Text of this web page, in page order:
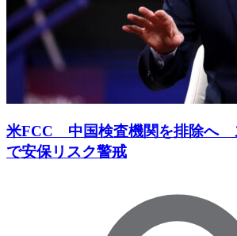
米FCC 中国検査機関を排除へ
で安保リスク警戒